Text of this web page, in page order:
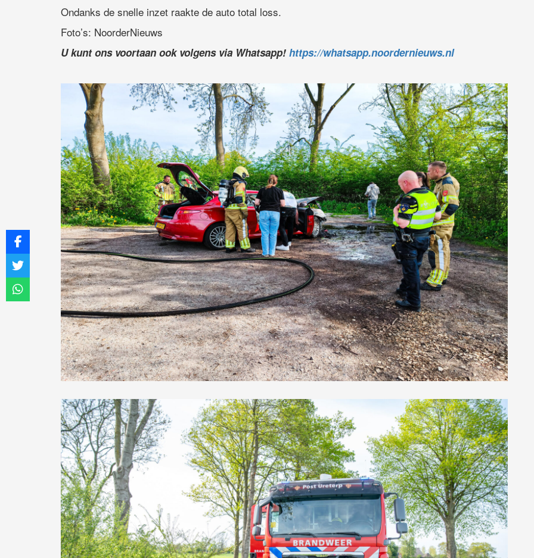
Ondanks de snelle inzet raakte de auto total loss.
Foto’s: NoorderNieuws
U kunt ons voortaan ook volgens via Whatsapp! https://whatsapp.noordernieuws.nl